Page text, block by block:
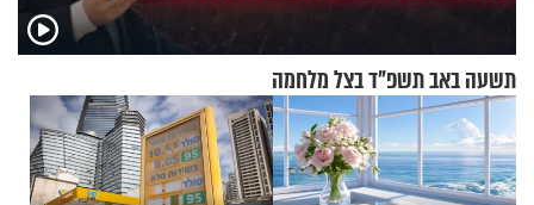
תשעה באב תשפ"ד בצל מלחמה